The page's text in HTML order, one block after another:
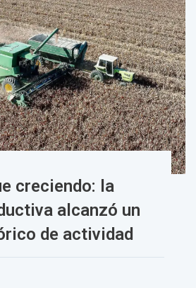
creciendo: la
alcanzó un
de actividad